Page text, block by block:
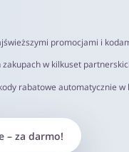
promocjami i
w kilkuset
rabatowe automatycznie
– za darmo!